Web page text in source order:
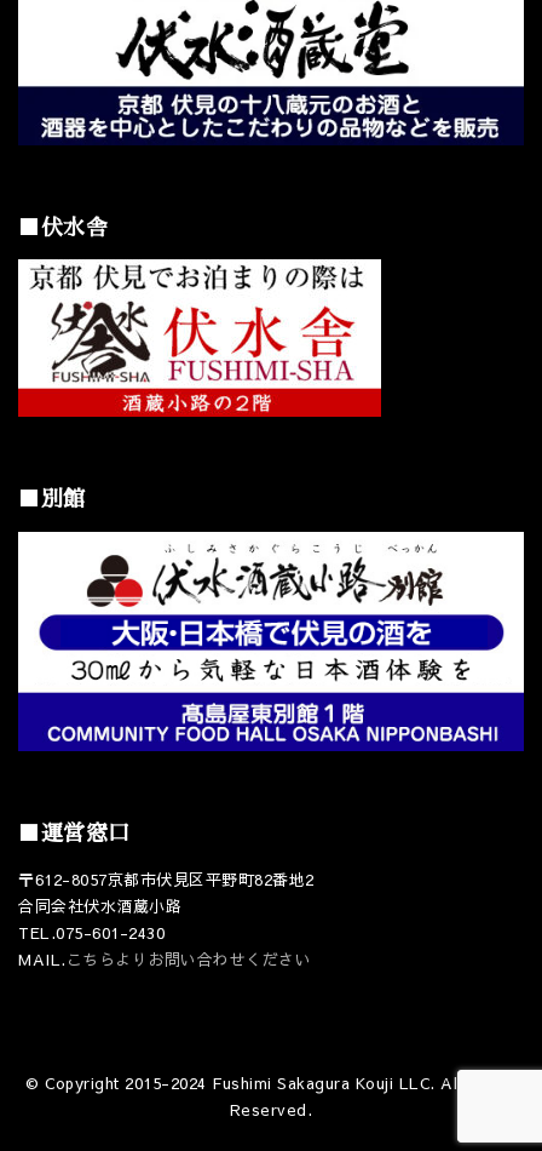
■伏水舎
■別館
■運営窓口
〒612-8057京都市伏見区平野町82番地2
合同会社伏水酒蔵小路
TEL.075-601-2430
MAIL. こちらよりお問い合わせください
© Copyright 2015-2024 Fushimi Sakagura Kouji LLC. All Rights
Reserved.